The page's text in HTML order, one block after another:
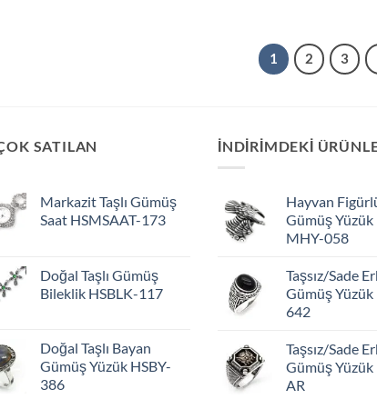
1 2 3
SATILAN
Markazit Taşlı Gümüş
Saat HSMSAAT-173
Doğal Taşlı Gümüş
Bileklik HSBLK-117
Doğal Taşlı Bayan
Gümüş Yüzük HSBY-
386
INDIRIMDEKI
Hayvan
Gümüş Yüzük
MHY-058
Taşsız/Sade
Gümüş Yüzük
642
Taşsız/Sade
Gümüş
AR